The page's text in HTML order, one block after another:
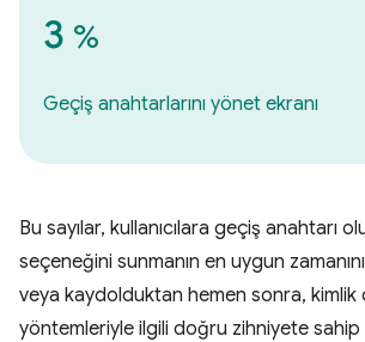
3 %
Geçiş anahtarlarını yönet ekranı
Bu sayılar, kullanıcılara geçiş anahtarı
seçeneğini sunmanın en uygun
veya kaydolduktan hemen sonra, kimlik
yöntemleriyle ilgili doğru zihniyete sahip